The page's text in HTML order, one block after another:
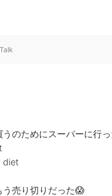
のためにスーパーに行っ
diet
う売り切りだった😱